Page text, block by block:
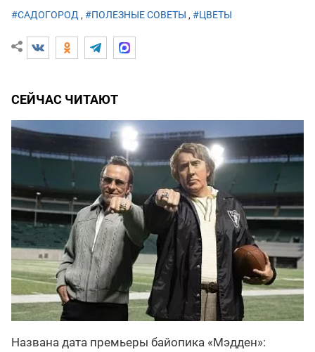
#САДОГОРОД, #ПОЛЕЗНЫЕ СОВЕТЫ , #ЦВЕТЫ
СЕЙЧАС ЧИТАЮТ
Названа дата премьеры байопика «Мэдден»: